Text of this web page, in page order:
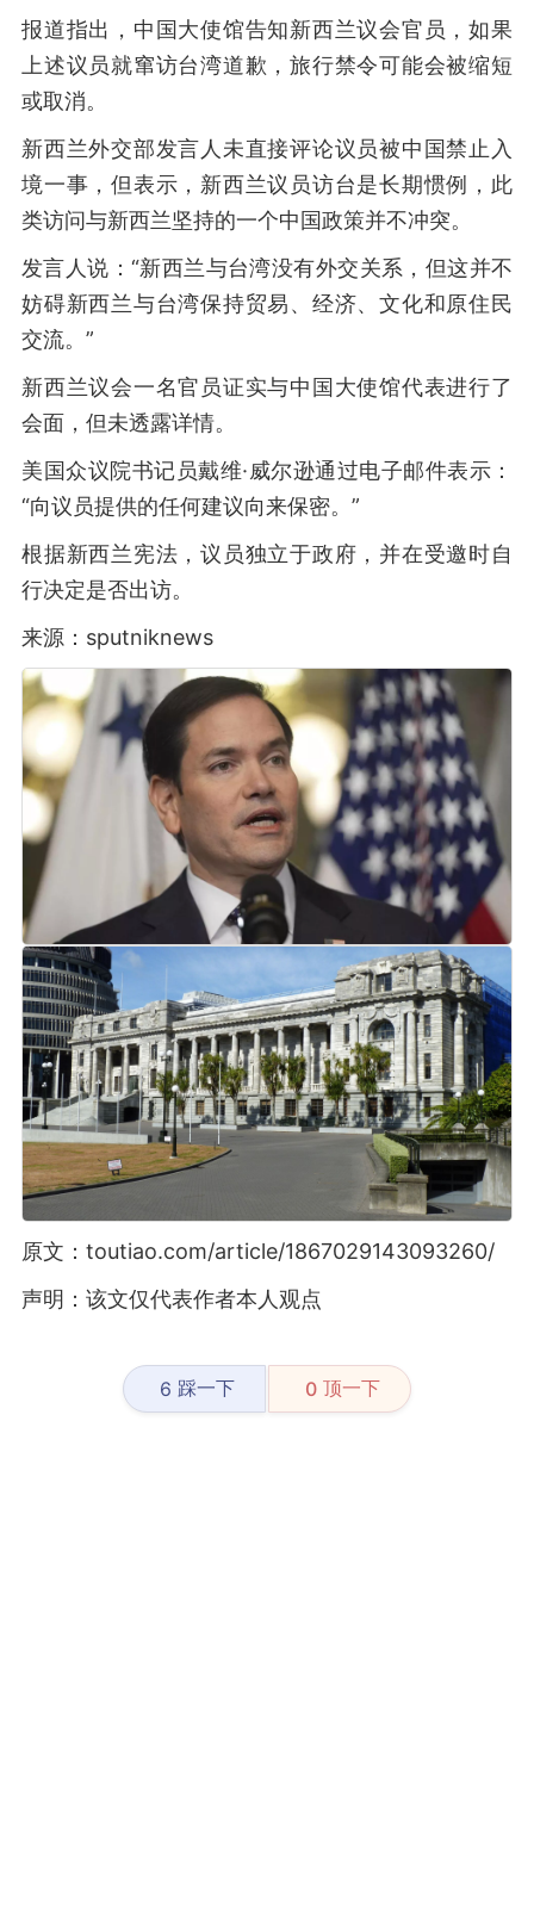
报道指出，中国大使馆告知新西兰议会官员，如果
上述议员就窜访台湾道歉，旅行禁令可能会被缩短
或取消。
新西兰外交部发言人未直接评论议员被中国禁止入
境一事，但表示，新西兰议员访台是长期惯例，此
类访问与新西兰坚持的一个中国政策并不冲突。
发言人说：“新西兰与台湾没有外交关系，但这并不
妨碍新西兰与台湾保持贸易、经济、文化和原住民
交流。”
新西兰议会一名官员证实与中国大使馆代表进行了
会面，但未透露详情。
美国众议院书记员戴维·威尔逊通过电子邮件表示：
“向议员提供的任何建议向来保密。”
根据新西兰宪法，议员独立于政府，并在受邀时自
行决定是否出访。
来源：sputniknews
原文：toutiao.com/article/1867029143093260/
声明：该文仅代表作者本人观点
6 踩一下 0 顶一下